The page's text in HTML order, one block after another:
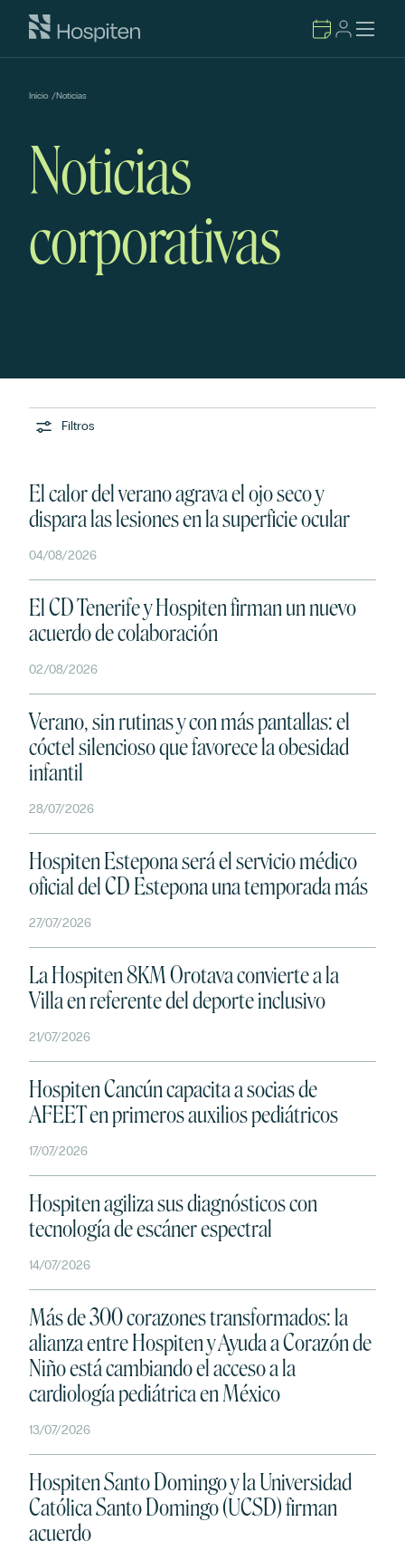
Inicio /Noticias
Noticias
corporativas
Filtros
BUSCAR
El calor del verano agrava el ojo seco y
dispara las lesiones en la superficie ocular
04/08/2026
El CD Tenerife y Hospiten firman un nuevo
acuerdo de colaboración
02/08/2026
Verano, sin rutinas y con más pantallas: el
cóctel silencioso que favorece la obesidad
infantil
28/07/2026
Hospiten Estepona será el servicio médico
oficial del CD Estepona una temporada más
27/07/2026
La Hospiten 8KM Orotava convierte a la
Villa en referente del deporte inclusivo
21/07/2026
Hospiten Cancún capacita a socias de
AFEET en primeros auxilios pediátricos
17/07/2026
Hospiten agiliza sus diagnósticos con
tecnología de escáner espectral
14/07/2026
Más de 300 corazones transformados: la
alianza entre Hospiten y Ayuda a Corazón de
Niño está cambiando el acceso a la
cardiología pediátrica en México
13/07/2026
Hospiten Santo Domingo y la Universidad
Católica Santo Domingo (UCSD) firman
acuerdo